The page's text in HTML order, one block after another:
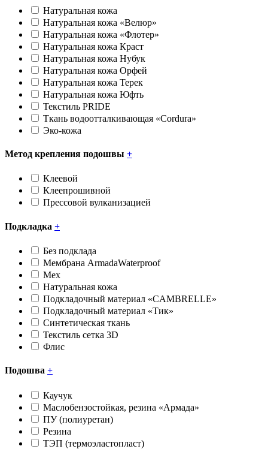
Натуральная кожа
Натуральная кожа «Велюр»
Натуральная кожа «Флотер»
Натуральная кожа Краст
Натуральная кожа Нубук
Натуральная кожа Орфей
Натуральная кожа Терек
Натуральная кожа Юфть
Текстиль PRIDE
Ткань водоотталкивающая «Cоrdura»
Эко-кожа
Метод крепления подошвы +
Клеевой
Клеепрошивной
Прессовой вулканизацией
Подкладка +
Без подклада
Мембрана ArmadaWaterproof
Мех
Натуральная кожа
Подкладочный материал «CAMBRELLE»
Подкладочный материал «Тик»
Синтетическая ткань
Текстиль сетка 3D
Флис
Подошва +
Каучук
Маслобензостойкая, резина «Армада»
ПУ (полиуретан)
Резина
ТЭП (термоэластопласт)